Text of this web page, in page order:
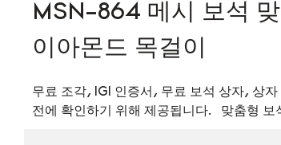
MSN-864 메시 보석
이아몬드 목걸이
무료 조각, IGI 인증서, 무료 보석 상자, 상
전에 확인하기 위해 제공됩니다. 맞춤형 보